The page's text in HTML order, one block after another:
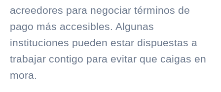
acreedores para negociar términos de
pago más accesibles. Algunas
instituciones pueden estar dispuestas a
trabajar contigo para evitar que caigas en
mora.